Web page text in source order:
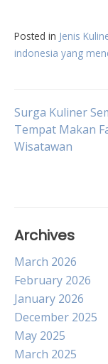
Posted in Jenis
indonesia yang
Post
Surga Kuliner
Tempat Makan
Wisatawan
Archives
March 2026
February 2026
January 2026
December 2025
May 2025
March 2025